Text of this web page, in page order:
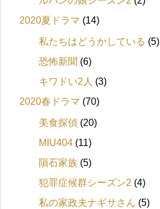
2020夏ドラマ (14)
私たちはどうかしている (5)
恐怖新聞 (6)
キワドい2人 (3)
2020春ドラマ (70)
美食探偵 (20)
MIU404 (11)
隕石家族 (5)
犯罪症候群シーズン2 (4)
私の家政夫ナギサさん (5)